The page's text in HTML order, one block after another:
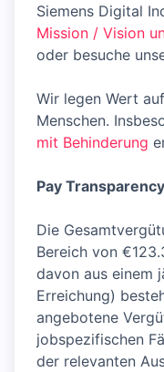
Siemens Digital
Mission / Vision
oder besuche
Wir legen Wert
Menschen.
mit Behinderung
Pay Transparency
Die
Bereich von
davon aus einem
Erreichung)
angebotene
jobspezifischen
der relevanten